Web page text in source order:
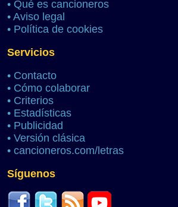
• Qué es cancioneros
• Aviso legal
• Política de cookies
Servicios
• Contacto
• Cómo colaborar
• Criterios
• Estadísticas
• Publicidad
• Versión clásica
• cancioneros.com/letras
Síguenos